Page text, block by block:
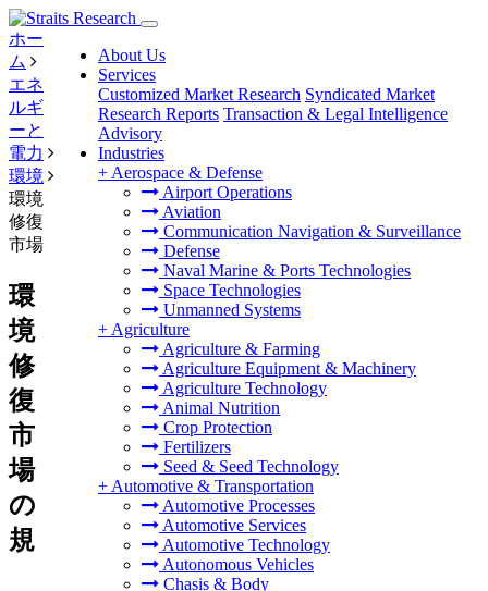
About Us
Services
Customized Market Research Syndicated Market
Research Reports Transaction & Legal Intelligence
Advisory
Industries
+ Aerospace & Defense
Airport Operations
Aviation
Communication Navigation & Surveillance
Defense
Naval Marine & Ports Technologies
Space Technologies
Unmanned Systems
+ Agriculture
Agriculture & Farming
Agriculture Equipment & Machinery
Agriculture Technology
Animal Nutrition
Crop Protection
Fertilizers
Seed & Seed Technology
+ Automotive & Transportation
Automotive Processes
Automotive Services
Automotive Technology
Autonomous Vehicles
Chasis & Body
ホー
ム
エネ
ルギ
ーと
電力
環境
環境
修復
市場
環
境
修
復
市
場
の
規